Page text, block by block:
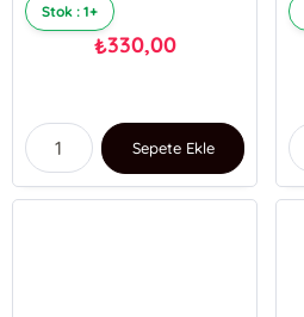
Stok : 1+
₺330,00
Sepete Ekle